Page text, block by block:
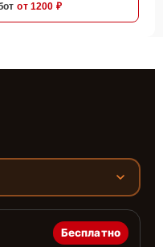
от 1200 ₽
Бесплатно